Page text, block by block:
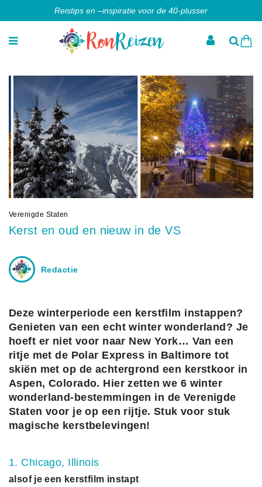
Reistips en –inspiratie voor de 40-plusser
Verenigde Staten
Kerst en oud en nieuw in de VS
Redactie
Deze winterperiode een kerstfilm instappen?
Genieten van een echt winter wonderland? Je
hoeft er niet voor naar New York… Van een
ritje met de Polar Express in Baltimore tot
skiën met op de achtergrond een kerstkoor in
Aspen, Colorado. Hier zetten we 6 winter
wonderland-bestemmingen in de Verenigde
Staten voor je op een rijtje. Stuk voor stuk
magische kerstbelevingen!
1. Chicago, Illinois
alsof je een kerstfilm instapt